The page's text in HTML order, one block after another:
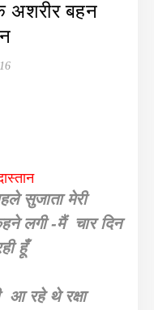
अशरीर बहन
सुजाता मेरी
लगी -मैं चार दिन
हूँ
आ रहे थे रक्षा